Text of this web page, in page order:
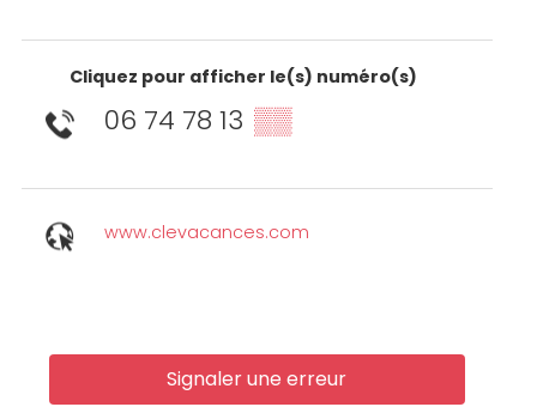
Cliquez pour afficher le(s) numéro(s)
06 74 78 13 ▒▒
www.clevacances.com
Signaler une erreur